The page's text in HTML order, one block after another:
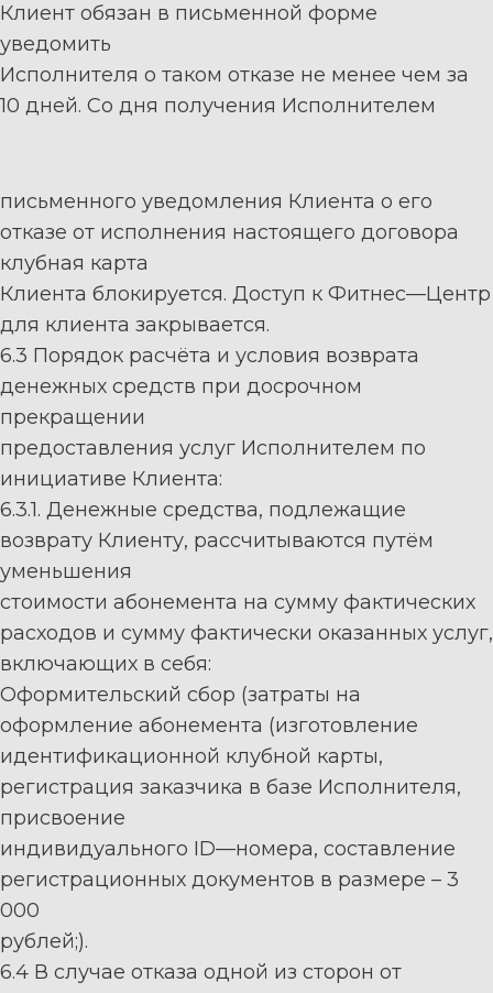
Клиент обязан в письменной форме
уведомить
Исполнителя о таком отказе не менее чем за
10 дней. Со дня получения Исполнителем
письменного уведомления Клиента о его
отказе от исполнения настоящего договора
клубная карта
Клиента блокируется. Доступ к Фитнес—Центр
для клиента закрывается.
6.3 Порядок расчёта и условия возврата
денежных средств при досрочном
прекращении
предоставления услуг Исполнителем по
инициативе Клиента:
6.3.1. Денежные средства, подлежащие
возврату Клиенту, рассчитываются путём
уменьшения
стоимости абонемента на сумму фактических
расходов и сумму фактически оказанных услуг,
включающих в себя:
Оформительский сбор (затраты на
оформление абонемента (изготовление
идентификационной клубной карты,
регистрация заказчика в базе Исполнителя,
присвоение
индивидуального ID—номера, составление
регистрационных документов в размере – 3
000
рублей;).
6.4 В случае отказа одной из сторон от